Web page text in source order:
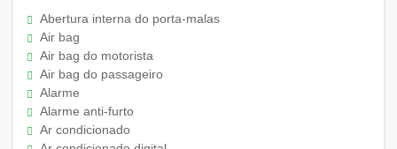
Abertura interna do porta-malas
Air bag
Air bag do motorista
Air bag do passageiro
Alarme
Alarme anti-furto
Ar condicionado